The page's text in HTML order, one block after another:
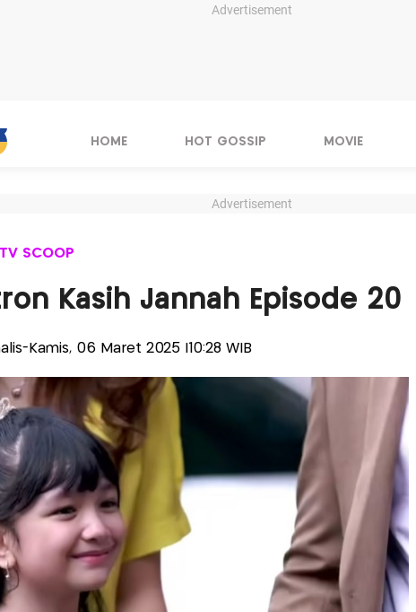
Advertisement
HOME HOT GOSSIP MOVIE
Advertisement
TV SCOOP
Kasih Jannah Episode 20
Kamis, 06 Maret 2025 |10:28 WIB